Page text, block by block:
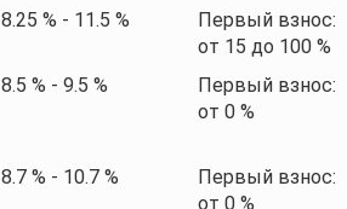
8.25 % - 11.5 %
Первый взнос:
от 15 до 100%
8.5 % - 9.5 %
Первый взнос:
от 0%
8.7 % - 10.7 %
Первый взнос:
от 0%